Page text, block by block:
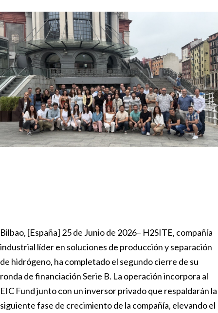
Bilbao, [España] 25 de Junio de 2026– H2SITE, compañía
industrial líder en soluciones de producción y separación
de hidrógeno, ha completado el segundo cierre de su
ronda de financiación Serie B. La operación incorpora al
EIC Fund junto con un inversor privado que respaldarán la
siguiente fase de crecimiento de la compañía, elevando el